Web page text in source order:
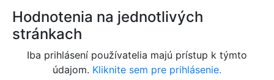
Hodnotenia na jednotlivých
stránkach
Iba prihlásení používatelia majú prístup k týmto
údajom. Kliknite sem pre prihlásenie.